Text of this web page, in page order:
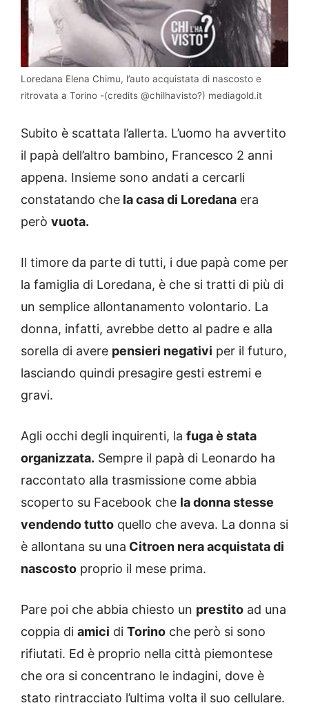
Loredana Elena Chimu, l’auto acquistata di nascosto e
ritrovata a Torino -(credits @chilhavisto?) mediagold.it
Subito è scattata l’allerta. L’uomo ha avvertito
il papà dell’altro bambino, Francesco 2 anni
appena. Insieme sono andati a cercarli
constatando che la casa di Loredana era
però vuota.
Il timore da parte di tutti, i due papà come per
la famiglia di Loredana, è che si tratti di più di
un semplice allontanamento volontario. La
donna, infatti, avrebbe detto al padre e alla
sorella di avere pensieri negativi per il futuro,
lasciando quindi presagire gesti estremi e
gravi.
Agli occhi degli inquirenti, la fuga è stata
organizzata. Sempre il papà di Leonardo ha
raccontato alla trasmissione come abbia
scoperto su Facebook che la donna stesse
vendendo tutto quello che aveva. La donna si
è allontana su una Citroen nera acquistata di
nascosto proprio il mese prima.
Pare poi che abbia chiesto un prestito ad una
coppia di amici di Torino che però si sono
rifiutati. Ed è proprio nella città piemontese
che ora si concentrano le indagini, dove è
stato rintracciato l’ultima volta il suo cellulare.